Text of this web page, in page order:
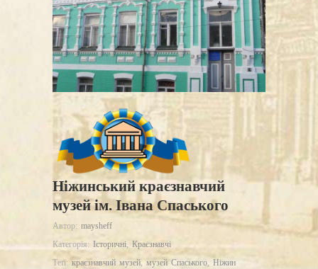
Ніжинський краєзнавчий
музей ім. Івана Спаського
Автор: maysheff
Категорія:
Історичні, Краєзнавчі
Теґі:краєзнавчий музей, музей Спаського, Ніжин